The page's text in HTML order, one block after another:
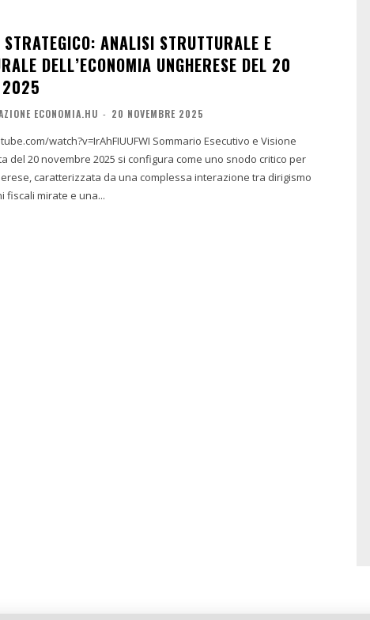
ANALISI STRUTTURALE E
DELL’ECONOMIA UNGHERESE DEL 20
2025
ECONOMIA.HU - 20 NOVEMBRE 2025
Sommario Esecutivo e Visione
caratterizzata da una complessa interazione tra dirigismo
fiscali mirate e una...